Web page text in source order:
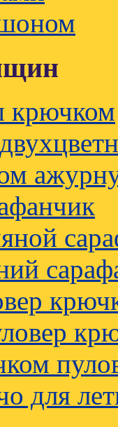
крючком
для